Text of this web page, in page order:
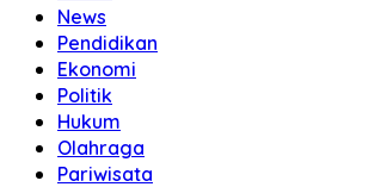
News
Pendidikan
Ekonomi
Politik
Hukum
Olahraga
Pariwisata